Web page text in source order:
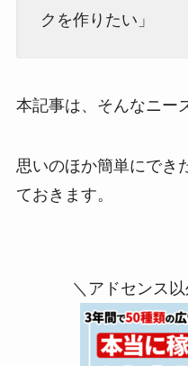
クを作りたい」
本記事は、そんなニー
思いのほか簡単にでき
ておきます。
＼アドセンス